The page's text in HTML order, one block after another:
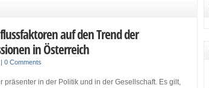
auf den Trend der
in Österreich
|0 Comments
präsenter in der Politik und in der Gesellschaft. Es gilt,